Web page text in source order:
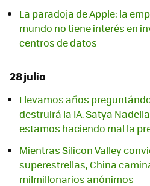
La paradoja de Apple: la
mundo no tiene interés en
centros de datos
28 julio
Llevamos años
destruirá la IA. Satya
estamos haciendo mal la
Mientras Silicon Valley
superestrellas, China
milmillonarios anónimos